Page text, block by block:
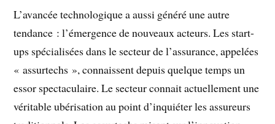
L’avancée technologique a aussi généré une autre
tendance : l’émergence de nouveaux acteurs. Les start-
ups spécialisées dans le secteur de l’assurance, appelées
« assurtechs », connaissent depuis quelque temps un
essor spectaculaire. Le secteur connait actuellement une
véritable ubérisation au point d’inquiéter les assureurs